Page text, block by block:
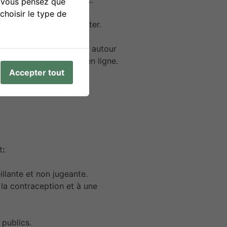
consulter ou emprunter.
outils pédagogiques autour
outils directement en ligne.
:
et non jugeante.
la contraception et à une
le type de
Accepter tout